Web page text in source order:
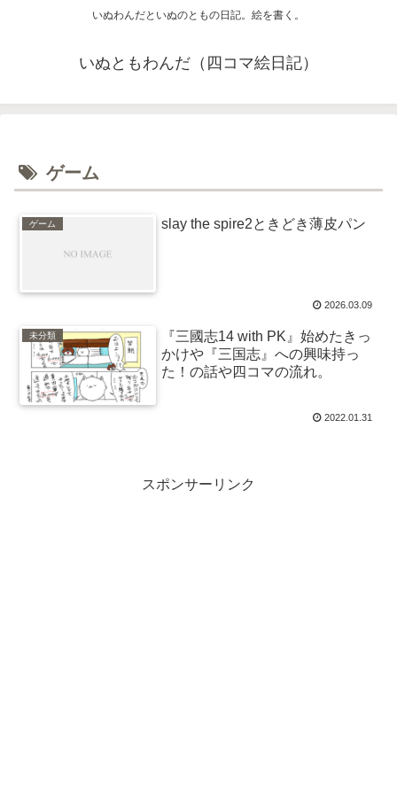
いぬわんだといぬのともの日記。絵を書く。
いぬともわんだ（四コマ絵日記）
ゲーム
ゲーム slay the spire2ときどき薄皮パン
2026.03.09
未分類
『三國志14 with PK』始めたきっ
かけや『三国志』への興味持っ
た！の話や四コマの流れ。
2022.01.31
スポンサーリンク